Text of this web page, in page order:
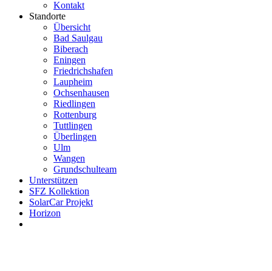
Kontakt
Standorte
Übersicht
Bad Saulgau
Biberach
Eningen
Friedrichshafen
Laupheim
Ochsenhausen
Riedlingen
Rottenburg
Tuttlingen
Überlingen
Ulm
Wangen
Grundschulteam
Unterstützen
SFZ Kollektion
SolarCar Projekt
Horizon